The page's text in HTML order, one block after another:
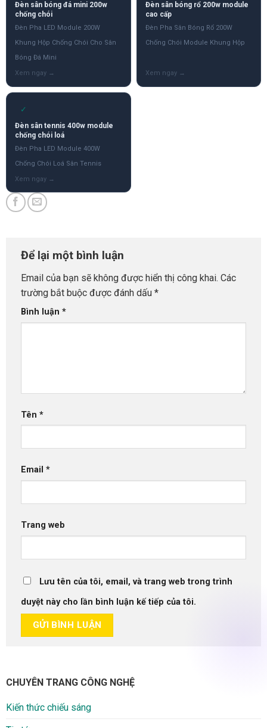
Đèn sân bóng đá mini 200w
chống chói
Đèn Pha LED Module 200W
Khung Hộp Chống Chói Cho Sân
Bóng Đá Mini
Đèn sân bóng rổ 200w module
cao cấp
Đèn Pha Sân Bóng Rổ 200W
Chống Chói Module Khung Hộp
✓
Đèn sân tennis 400w module
chống chói loá
Đèn Pha LED Module 400W
Chống Chói Loá Sân Tennis
Để lại một bình luận
Email của bạn sẽ không được hiển thị công khai. Các
trường bắt buộc được đánh dấu *
Bình luận *
Tên *
Email *
Trang web
Lưu tên của tôi, email, và trang web trong trình
duyệt này cho lần bình luận kế tiếp của tôi.
CHUYÊN TRANG CÔNG NGHỆ
Kiến thức chiếu sáng